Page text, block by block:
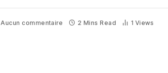
Aucun commentaire 2 Mins Read 1 Views